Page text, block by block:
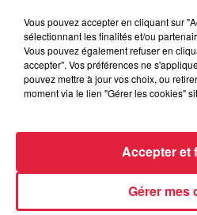
Une entreprise reconnue pour
humaines.
Un environnement de travail
La satisfaction de participer à
de nos clients.
maintenant par mail :
contact@maisonsbrand.fr
Vous pouvez accepter en cliquant sur
sélectionnant les finalités et/ou
Vous pouvez également refuser en
accepter". Vos préférences ne
pouvez mettre à jour vos choix, ou
moment via le lien "Gérer les cookies"
Gérer mes
Accepter et